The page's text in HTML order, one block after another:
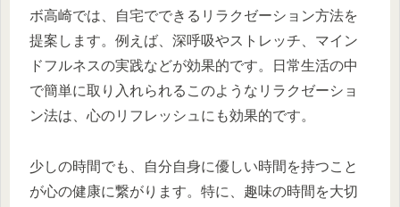
ボ高崎では、自宅でできるリラクゼーション方法を
提案します。例えば、深呼吸やストレッチ、マイン
ドフルネスの実践などが効果的です。日常生活の中
で簡単に取り入れられるこのようなリラクゼーショ
ン法は、心のリフレッシュにも効果的です。
少しの時間でも、自分自身に優しい時間を持つこと
が心の健康に繋がります。特に、趣味の時間を大切